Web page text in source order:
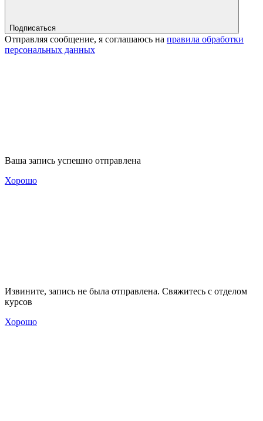
Подписаться
Отправляя сообщение, я соглашаюсь на правила обработки
персональных данных
Ваша запись успешно отправлена
Хорошо
Извините, запись не была отправлена. Свяжитесь с отделом
курсов
Хорошо